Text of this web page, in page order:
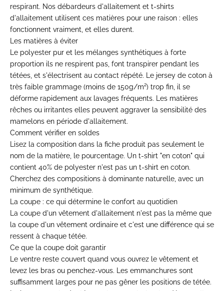
respirant. Nos débardeurs d'allaitement et t-shirts
d'allaitement utilisent ces matières pour une raison : elles
fonctionnent vraiment, et elles durent.
Les matières à éviter
Le polyester pur et les mélanges synthétiques à forte
proportion ils ne respirent pas, font transpirer pendant les
tétées, et s'électrisent au contact répété. Le jersey de coton à
très faible grammage (moins de 150g/m²) trop fin, il se
déforme rapidement aux lavages fréquents. Les matières
rêches ou irritantes elles peuvent aggraver la sensibilité des
mamelons en période d'allaitement.
Comment vérifier en soldes
Lisez la composition dans la fiche produit pas seulement le
nom de la matière, le pourcentage. Un t-shirt "en coton" qui
contient 40% de polyester n'est pas un t-shirt en coton.
Cherchez des compositions à dominante naturelle, avec un
minimum de synthétique.
La coupe : ce qui détermine le confort au quotidien
La coupe d'un vêtement d'allaitement n'est pas la même que
la coupe d'un vêtement ordinaire et c'est une différence qui se
ressent à chaque tétée.
Ce que la coupe doit garantir
Le ventre reste couvert quand vous ouvrez le vêtement et
levez les bras ou penchez-vous. Les emmanchures sont
suffisamment larges pour ne pas gêner les positions de tétée.